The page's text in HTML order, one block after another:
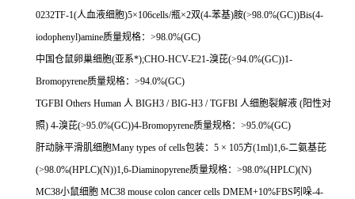
0232TF-1(人血液细胞)5×106cells/瓶×2双(4-苯基)胺(>98.0%(GC))Bis(4-
iodophenyl)amine质量规格： >98.0%(GC)
中国仓鼠卵巢细胞(亚系*);CHO-HCV-E21-溴芘(>94.0%(GC))1-
Bromopyrene质量规格： >94.0%(GC)
TGFBI Others Human 人 BIGH3 / BIG-H3 / TGFBI 人细胞裂解液 (阳性对
照) 4-溴芘(>95.0%(GC))4-Bromopyrene质量规格： >95.0%(GC)
肝动脉平滑肌细胞Many types of cells包装： 5 × 105方(1ml)1,6-二氨基芘
(>98.0%(HPLC)(N))1,6-Diaminopyrene质量规格： >98.0%(HPLC)(N)
MC38小鼠细胞 MC38 mouse colon cancer cells DMEM+10%FBS吲哚-4-